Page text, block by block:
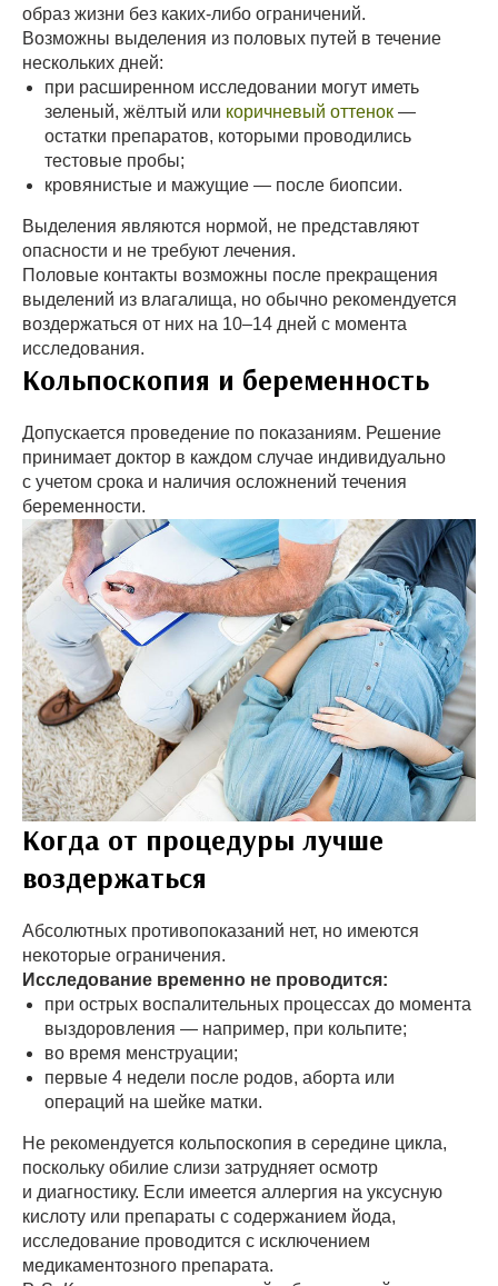
образ жизни без каких-либо ограничений.
Возможны выделения из половых путей в течение
нескольких дней:
при расширенном исследовании могут иметь
зеленый, жёлтый или коричневый оттенок —
остатки препаратов, которыми проводились
тестовые пробы;
кровянистые и мажущие — после биопсии.
Выделения являются нормой, не представляют
опасности и не требуют лечения.
Половые контакты возможны после прекращения
выделений из влагалища, но обычно рекомендуется
воздержаться от них на 10–14 дней с момента
исследования.
Кольпоскопия и беременность
Допускается проведение по показаниям. Решение
принимает доктор в каждом случае индивидуально
с учетом срока и наличия осложнений течения
беременности.
Когда от процедуры лучше
воздержаться
Абсолютных противопоказаний нет, но имеются
некоторые ограничения.
Исследование временно не проводится:
при острых воспалительных процессах до момента
выздоровления — например, при кольпите;
во время менструации;
первые 4 недели после родов, аборта или
операций на шейке матки.
Не рекомендуется кольпоскопия в середине цикла,
поскольку обилие слизи затрудняет осмотр
и диагностику. Если имеется аллергия на уксусную
кислоту или препараты с содержанием йода,
исследование проводится с исключением
медикаментозного препарата.